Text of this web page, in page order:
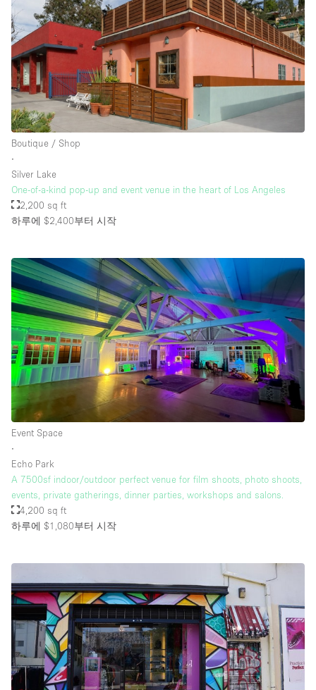
Boutique / Shop
∙
Silver Lake
One-of-a-kind pop-up and event venue in the heart of Los Angeles
2,200 sq ft
하루에 $2,400부터 시작
Event Space
∙
Echo Park
A 7500sf indoor/outdoor perfect venue for film shoots, photo shoots,
events, private gatherings, dinner parties, workshops and salons.
4,200 sq ft
하루에 $1,080부터 시작